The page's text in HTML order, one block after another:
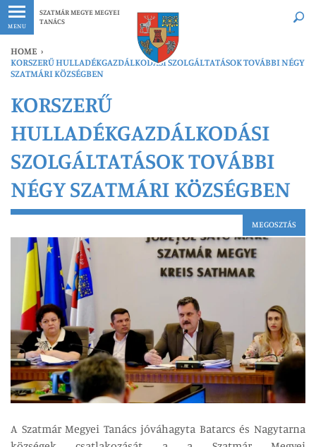
MENU
SZATMÁR MEGYE MEGYEI
TANÁCS
Legfrissebb Bármikor
HOME ›
KORSZERŰ HULLADÉKGAZDÁLKODÁSI SZOLGÁLTATÁSOK TOVÁBBI NÉGY
SZATMÁRI KÖZSÉGBEN
KORSZERŰ
HULLADÉKGAZDÁLKODÁSI
SZOLGÁLTATÁSOK TOVÁBBI
NÉGY SZATMÁRI KÖZSÉGBEN
MEGOSZTÁS
A Szatmár Megyei Tanács jóváhagyta Batarcs és Nagytarna